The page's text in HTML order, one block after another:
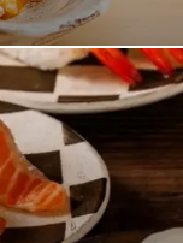
、尾道名産ネブト
ニとバフンウニを
つまみが続き、お
大トロの筋部分に
もと」ならではの